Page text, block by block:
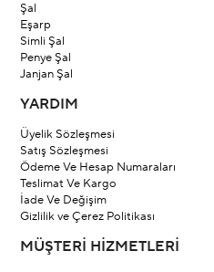
Şal
Eşarp
Simli Şal
Penye Şal
Janjan Şal
YARDIM
Üyelik Sözleşmesi
Satış Sözleşmesi
Ödeme Ve Hesap Numaraları
Teslimat Ve Kargo
İade Ve Değişim
Gizlilik ve Çerez Politikası
MÜŞTERİ HİZMETLERİ